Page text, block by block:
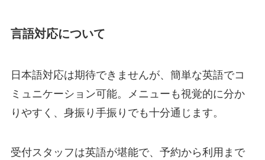
言語対応について
日本語対応は期待できませんが、簡単な英語でコ
ミュニケーション可能。メニューも視覚的に分か
りやすく、身振り手振りでも十分通じます。
受付スタッフは英語が堪能で、予約から利用まで